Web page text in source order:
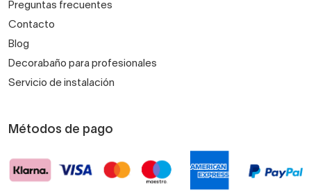
Preguntas frecuentes
Contacto
Blog
Decorabaño para profesionales
Servicio de instalación
Métodos de pago